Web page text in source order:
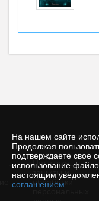
На нашем сайте
Продолжая
подтверждаете свое
использование
настоящим
соглашением
Политика
защиты и
обработки